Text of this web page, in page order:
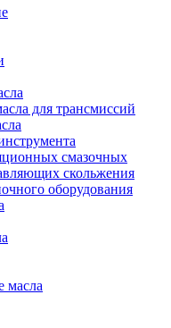
для трансмиссий
смазочных
скольжения
оборудования
масла